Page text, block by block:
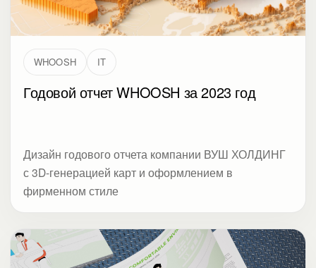
WHOOSH IT
Годовой отчет WHOOSH за 2023 год
Дизайн годового отчета компании ВУШ ХОЛДИНГ
с 3D-генерацией карт и оформлением в
фирменном стиле